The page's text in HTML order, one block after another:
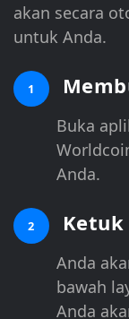
akan secara
untuk Anda.
1
Buka
Anda.
2
Anda
bawah
Anda